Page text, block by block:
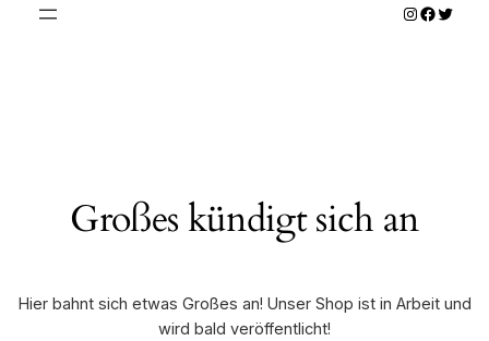
Instagram
Großes kündigt sich an
Hier bahnt sich etwas Großes an! Unser Shop ist in Arbeit und
wird bald veröffentlicht!